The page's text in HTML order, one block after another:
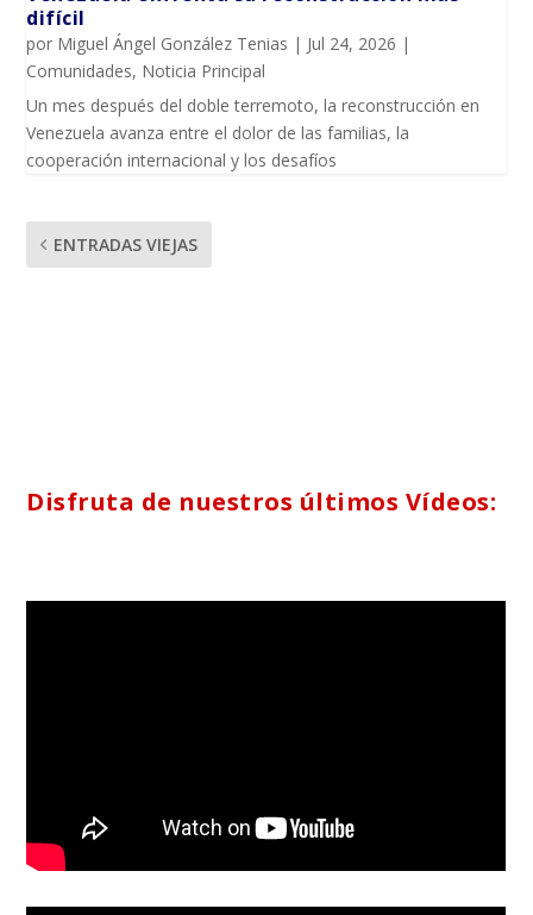
difícil
por Miguel Ángel González Tenias | Jul 24, 2026 |
Comunidades, Noticia Principal
Un mes después del doble terremoto, la reconstrucción en
Venezuela avanza entre el dolor de las familias, la
cooperación internacional y los desafíos
ENTRADAS VIEJAS
Disfruta de nuestros últimos Vídeos: